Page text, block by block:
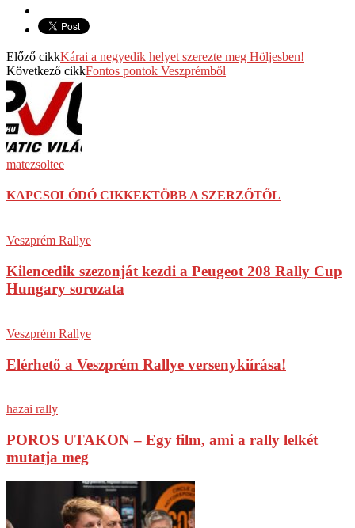
Előző cikkKárai a negyedik helyet szerezte meg Höljesben!
Következő cikkFontos pontok Veszprémből
matezsoltee
KAPCSOLÓDÓ CIKKEKTÖBB A SZERZŐTŐL
Veszprém Rallye
Kilencedik szezonját kezdi a Peugeot 208 Rally Cup
Hungary sorozata
Veszprém Rallye
Elérhető a Veszprém Rallye versenykiírása!
hazai rally
POROS UTAKON – Egy film, ami a rally lelkét
mutatja meg